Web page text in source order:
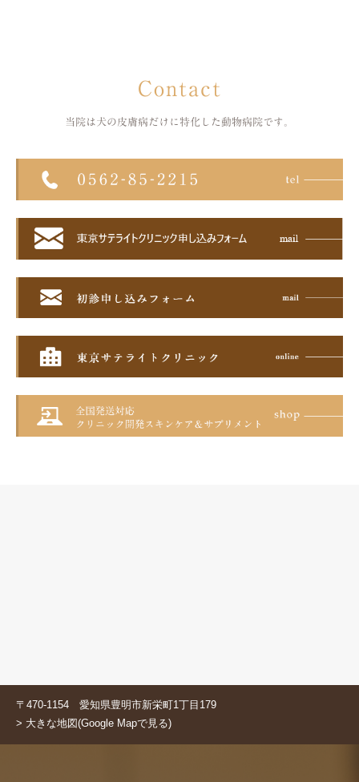
Contact
当院は犬の皮膚病だけに特化した 動物病院です。
〒470-1154 愛知県豊明市新栄町1丁目179
> 大きな地図(Google Mapで見る)